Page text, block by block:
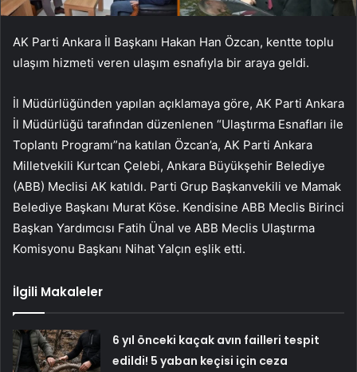
AK Parti Ankara İl Başkanı Hakan Han Özcan, kentte toplu
ulaşım hizmeti veren ulaşım esnafıyla bir araya geldi.
İl Müdürlüğünden yapılan açıklamaya göre, AK Parti Ankara
İl Müdürlüğü tarafından düzenlenen “Ulaştırma Esnafları ile
Toplantı Programı”na katılan Özcan’a, AK Parti Ankara
Milletvekili Kurtcan Çelebi, Ankara Büyükşehir Belediye
(ABB) Meclisi AK katıldı. Parti Grup Başkanvekili ve Mamak
Belediye Başkanı Murat Köse. Kendisine ABB Meclis Birinci
Başkan Yardımcısı Fatih Ünal ve ABB Meclis Ulaştırma
Komisyonu Başkanı Nihat Yalçın eşlik etti.
İlgili Makaleler
6 yıl önceki kaçak avın failleri tespit
edildi! 5 yaban keçisi için ceza